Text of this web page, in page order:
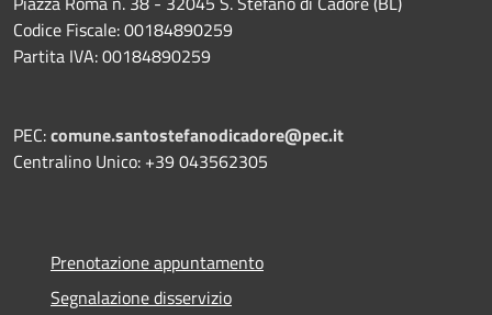
Codice Fiscale: 00184890259
Partita IVA: 00184890259
PEC:comune.santostefanodicadore@pec.it
Centralino Unico: +39 043562305
Prenotazione appuntamento
Segnalazione disservizio